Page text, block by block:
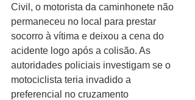
Civil, o motorista da caminhonete não
permaneceu no local para prestar
socorro à vítima e deixou a cena do
acidente logo após a colisão. As
autoridades policiais investigam se o
motociclista teria invadido a
preferencial no cruzamento